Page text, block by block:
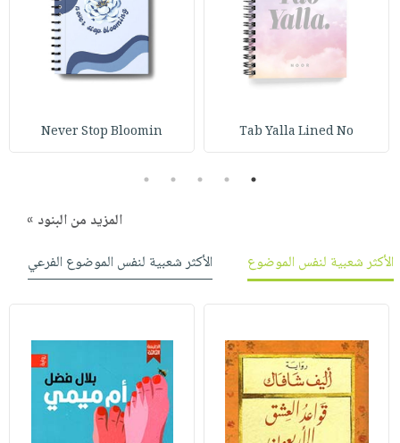
Tab Yalla Lined No
Never Stop Bloomin
1
2
3
4
5
المزيد من البنود »
الأكثر شعبية لنفس الموضوع
الأكثر شعبية لنفس الموضوع الفرعي